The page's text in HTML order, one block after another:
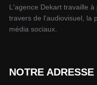
L'agence Dekart travaille
travers de l'audiovisuel, la
média sociaux.
NOTRE ADRESSE